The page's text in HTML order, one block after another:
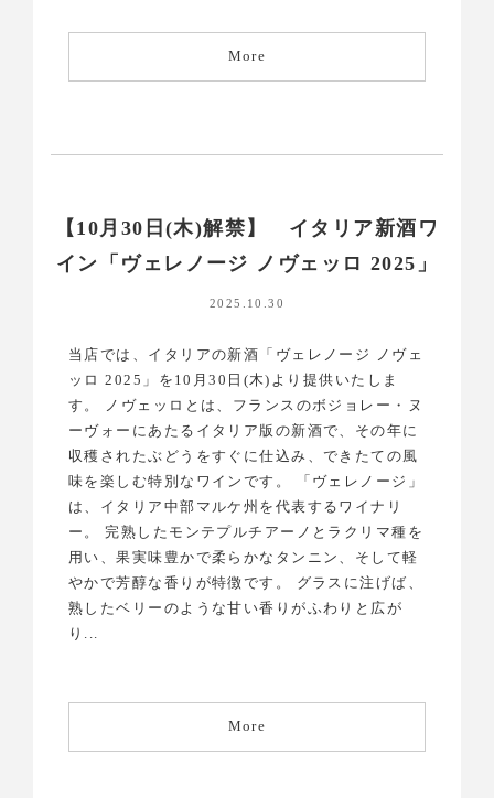
More
【10月30日(木)解禁】 イタリア新酒ワ
イン「ヴェレノージ ノヴェッロ 2025」
2025.10.30
当店では、イタリアの新酒「ヴェレノージ ノヴェ
ッロ 2025」を10月30日(木)より提供いたしま
す。 ノヴェッロとは、フランスのボジョレー・ヌ
ーヴォーにあたるイタリア版の新酒で、その年に
収穫されたぶどうをすぐに仕込み、できたての風
味を楽しむ特別なワインです。 「ヴェレノージ」
は、イタリア中部マルケ州を代表するワイナリ
ー。 完熟したモンテプルチアーノとラクリマ種を
用い、果実味豊かで柔らかなタンニン、そして軽
やかで芳醇な香りが特徴です。 グラスに注げば、
熟したベリーのような甘い香りがふわりと広が
り...
More